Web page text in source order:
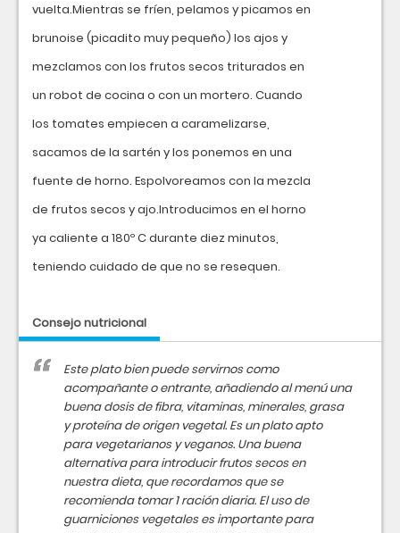
vuelta.Mientras se fríen, pelamos y picamos en
brunoise (picadito muy pequeño) los ajos y
mezclamos con los frutos secos triturados en
un robot de cocina o con un mortero. Cuando
los tomates empiecen a caramelizarse,
sacamos de la sartén y los ponemos en una
fuente de horno. Espolvoreamos con la mezcla
de frutos secos y ajo.Introducimos en el horno
ya caliente a 180º C durante diez minutos,
teniendo cuidado de que no se resequen.
Consejo nutricional
Este plato bien puede servirnos como
acompañante o entrante, añadiendo al menú una
buena dosis de fibra, vitaminas, minerales, grasa
y proteína de origen vegetal. Es un plato apto
para vegetarianos y veganos. Una buena
alternativa para introducir frutos secos en
nuestra dieta, que recordamos que se
recomienda tomar 1 ración diaria. El uso de
guarniciones vegetales es importante para